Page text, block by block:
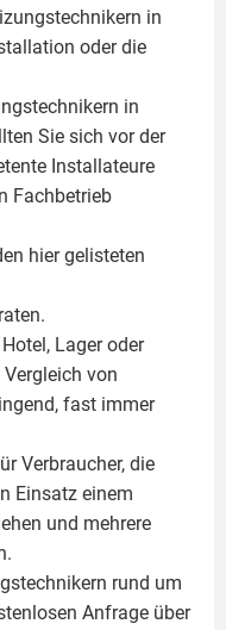
in
oder die
in
Sie sich vor der
Installateure
Fachbetrieb
hier gelisteten
Lager oder
von
fast immer
Verbraucher, die
Einsatz einem
und mehrere
rund um
Anfrage über